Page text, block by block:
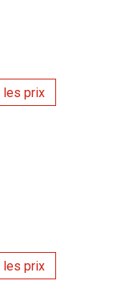
les prix
les prix